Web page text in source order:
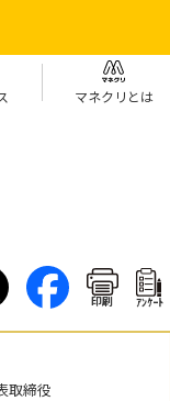
マネクリとは
印刷 ｱﾝｹｰﾄ
取締役